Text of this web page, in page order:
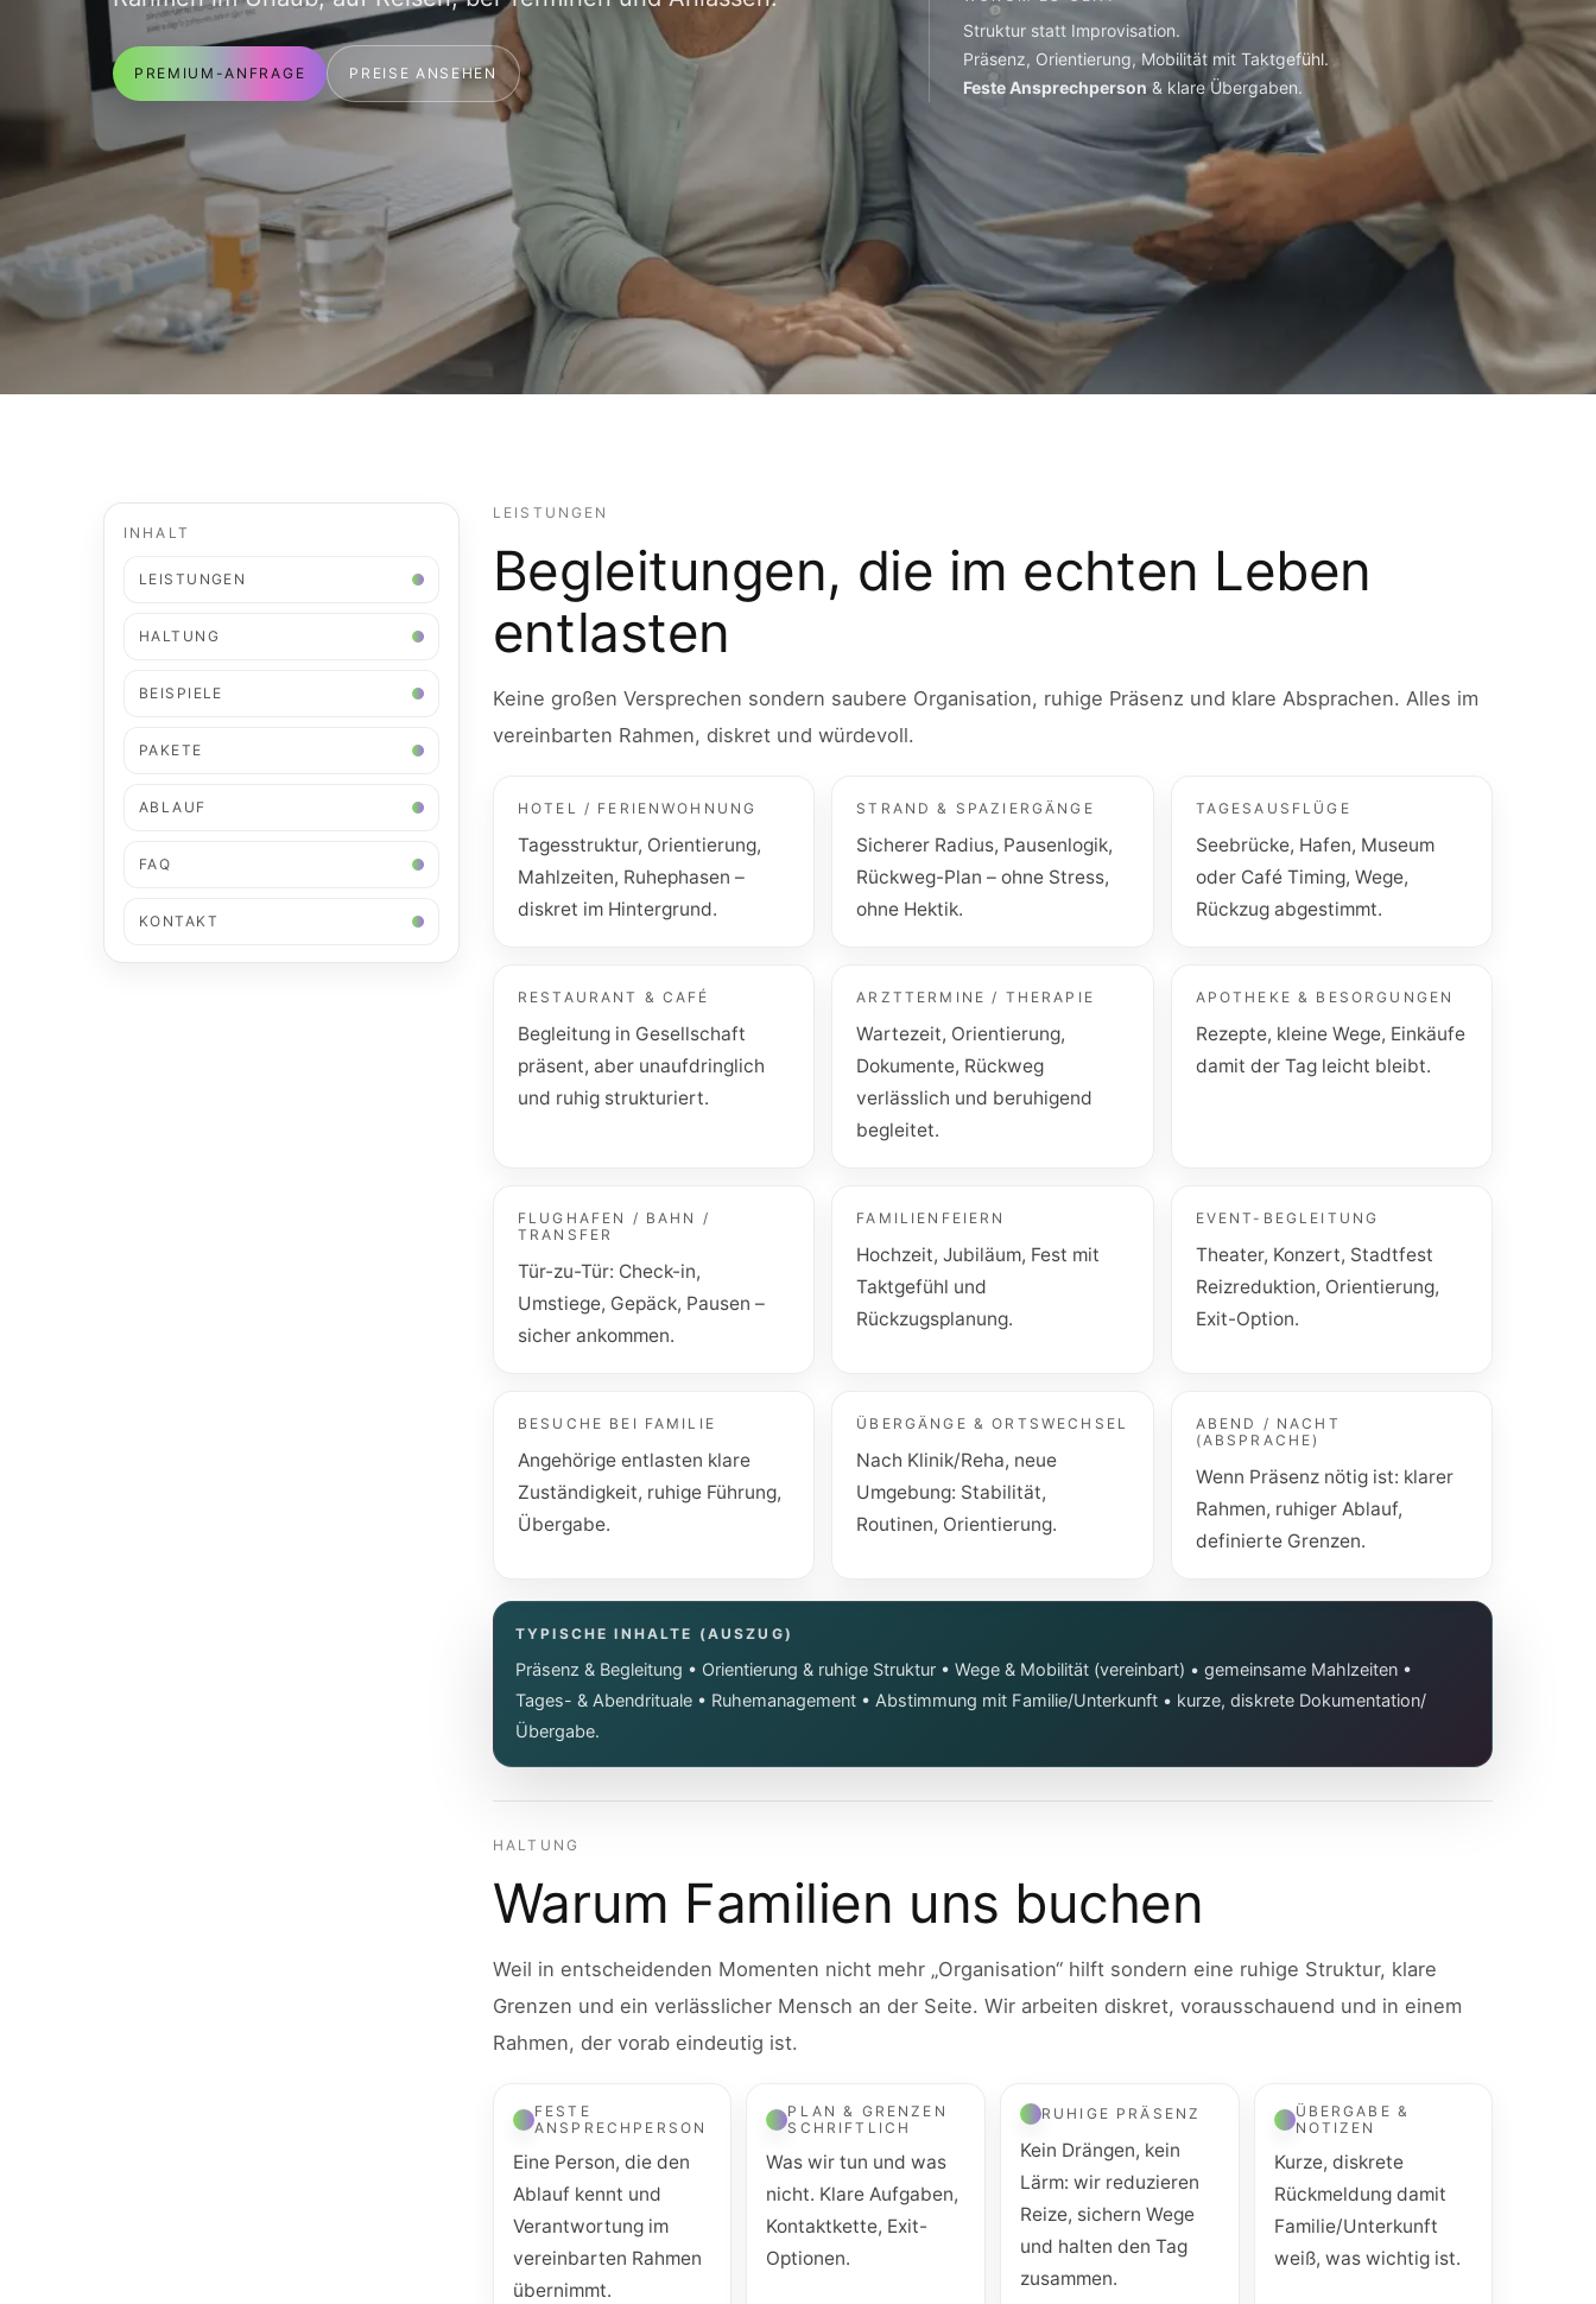
PREMIUM-ANFRAGE PREISE ANSEHEN
Struktur statt Improvisation.
Präsenz, Orientierung, Mobilität mit Taktgefühl.
Feste Ansprechperson& klare Übergaben.
INHALT
LEISTUNGEN
HALTUNG
BEISPIELE
PAKETE
ABLAUF
FAQ
KONTAKT
LEISTUNGEN
Begleitungen, die im echten Leben
entlasten
Keine großen Versprechen sondern saubere Organisation, ruhige Präsenz und klare Absprachen. Alles im
vereinbarten Rahmen, diskret und würdevoll.
HOTEL / FERIENWOHNUNG
Tagesstruktur, Orientierung,
Mahlzeiten, Ruhephasen –
diskret im Hintergrund.
STRAND & SPAZIERGÄNGE
Sicherer Radius, Pausenlogik,
Rückweg-Plan – ohne Stress,
ohne Hektik.
TAGESAUSFLÜGE
Seebrücke, Hafen, Museum
oder Café Timing, Wege,
Rückzug abgestimmt.
RESTAURANT & CAFÉ
Begleitung in Gesellschaft
präsent, aber unaufdringlich
und ruhig strukturiert.
ARZTTERMINE / THERAPIE
Wartezeit, Orientierung,
Dokumente, Rückweg
verlässlich und beruhigend
begleitet.
APOTHEKE & BESORGUNGEN
Rezepte, kleine Wege, Einkäufe
damit der Tag leicht bleibt.
FLUGHAFEN / BAHN /
TRANSFER
Tür-zu-Tür: Check-in,
Umstiege, Gepäck, Pausen –
sicher ankommen.
FAMILIENFEIERN
Hochzeit, Jubiläum, Fest mit
Taktgefühl und
Rückzugsplanung.
EVENT-BEGLEITUNG
Theater, Konzert, Stadtfest
Reizreduktion, Orientierung,
Exit-Option.
BESUCHE BEI FAMILIE
Angehörige entlasten klare
Zuständigkeit, ruhige Führung,
Übergabe.
ÜBERGÄNGE & ORTSWECHSEL
Nach Klinik/Reha, neue
Umgebung: Stabilität,
Routinen, Orientierung.
ABEND / NACHT
(ABSPRACHE)
Wenn Präsenz nötig ist: klarer
Rahmen, ruhiger Ablauf,
definierte Grenzen.
TYPISCHE INHALTE (AUSZUG)
Präsenz & Begleitung • Orientierung & ruhige Struktur • Wege & Mobilität (vereinbart) • gemeinsame Mahlzeiten •
Tages- & Abendrituale • Ruhemanagement • Abstimmung mit Familie/Unterkunft • kurze, diskrete Dokumentation/
Übergabe.
HALTUNG
Warum Familien uns buchen
Weil in entscheidenden Momenten nicht mehr „Organisation“ hilft sondern eine ruhige Struktur, klare
Grenzen und ein verlässlicher Mensch an der Seite. Wir arbeiten diskret, vorausschauend und in einem
Rahmen, der vorab eindeutig ist.
FESTE
ANSPRECHPERSON
Eine Person, die den
Ablauf kennt und
Verantwortung im
vereinbarten Rahmen
übernimmt.
PLAN & GRENZEN
SCHRIFTLICH
Was wir tun und was
nicht. Klare Aufgaben,
Kontaktkette, Exit-
Optionen.
RUHIGE PRÄSENZ
Kein Drängen, kein
Lärm: wir reduzieren
Reize, sichern Wege
und halten den Tag
zusammen.
ÜBERGABE &
NOTIZEN
Kurze, diskrete
Rückmeldung damit
Familie/Unterkunft
weiß, was wichtig ist.